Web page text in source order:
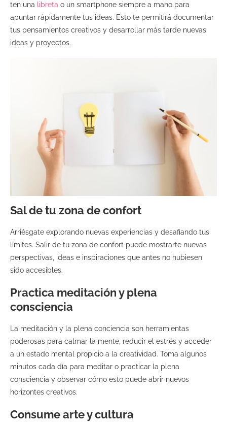
ten una
libreta o un smartphone siempre a mano para
apuntar rápidamente tus ideas. Esto te permitirá documentar
tus pensamientos creativos y desarrollar más tarde nuevas
ideas y proyectos.
Sal de tu zona de confort
Arriésgate explorando nuevas experiencias y desafiando tus
límites. Salir de tu zona de confort puede mostrarte nuevas
perspectivas, ideas e inspiraciones que antes no hubiesen
sido accesibles.
Practica meditación y plena
consciencia
La meditación y la plena conciencia son herramientas
poderosas para calmar la mente, reducir el estrés y acceder
a un estado mental propicio a la creatividad. Toma algunos
minutos cada día para meditar o practicar la plena
consciencia y observar cómo esto puede abrir nuevos
horizontes creativos.
Consume arte y cultura